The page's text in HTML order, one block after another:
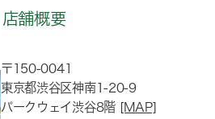
店舗概要
〒150-0041
東京都渋谷区神南1-20-9
パークウェイ渋谷8階 [MAP]